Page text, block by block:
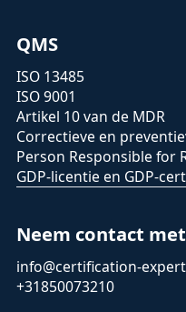
QMS
ISO 13485
ISO 9001
Artikel 10 van de MDR
Correctieve en
Person Responsible for
GDP-licentie en GDP-
Neem contact
info@certification-
+31850073210